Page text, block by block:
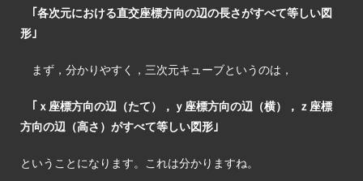
｢各次元における直交座標方向の辺の長さがすべて等しい図
形｣
まず，分かりやすく，三次元キューブというのは，
｢ｘ座標方向の辺（たて），ｙ座標方向の辺（横），ｚ座標
方向の辺（高さ）がすべて等しい図形｣
ということになります。これは分かりますね。